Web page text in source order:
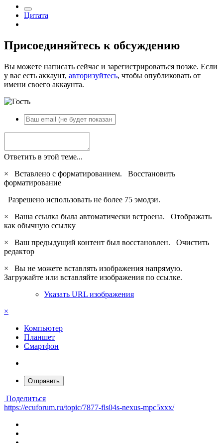
Цитата
Присоединяйтесь к обсуждению
Вы можете написать сейчас и зарегистрироваться позже. Если
у вас есть аккаунт, авторизуйтесь, чтобы опубликовать от
имени своего аккаунта.
Ответить в этой теме...
×
Вставлено с форматированием. Восстановить
форматирование
Разрешено использовать не более 75 эмодзи.
×
Ваша ссылка была автоматически встроена. Отображать
как обычную ссылку
×
Ваш предыдущий контент был восстановлен. Очистить
редактор
×
Вы не можете вставлять изображения напрямую.
Загружайте или вставляйте изображения по ссылке.
Указать URL изображения
×
Компьютер
Планшет
Смартфон
Отправить
Поделиться
https://ecuforum.ru/topic/7877-fls04s-nexus-mpc5xxx/